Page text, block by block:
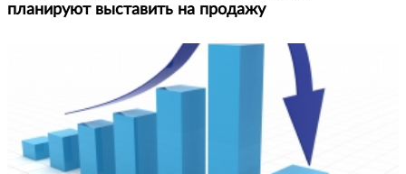
планируют выставить на продажу